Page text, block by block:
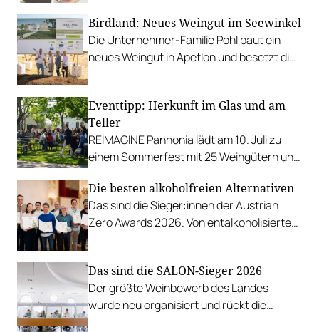
Birdland: Neues Weingut im Seewinkel
Die Unternehmer-Familie Pohl baut ein
neues Weingut in Apetlon und besetzt die
Eventtipp: Herkunft im Glas und am
Teller
REIMAGINE Pannonia lädt am 10. Juli zu
einem Sommerfest mit 25 Weingütern und
Esterhazy.
Die besten alkoholfreien Alternativen
Das sind die Sieger:innen der Austrian
Zero Awards 2026. Von entalkoholisierten
Das sind die SALON-Sieger 2026
Der größte Weinbewerb des Landes
wurde neu organisiert und rückt die